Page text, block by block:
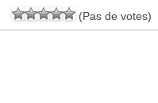
(Pas de votes)